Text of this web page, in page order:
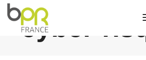
cyber-